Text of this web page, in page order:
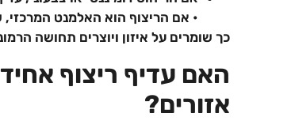
• אם הריצוף הוא האלמנט
כך שומרים על איזון ויוצרים תחושה
האם עדיף ריצוף
אזורים?